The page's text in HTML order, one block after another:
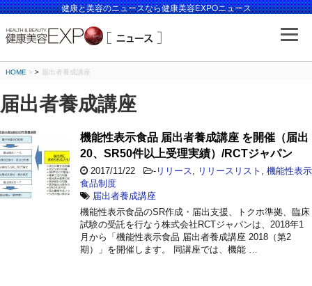
健康と美容のニュースなら健康美容EXPOニュース
HOME > 届出者養成講座
届出者養成講座
機能性表示食品 届出者養成講座 を開催（届出
20、SR50件以上受理実績）/RCTジャパン
2017/11/22 - リリース リリースリスト
機能性表示
食品制度
届出者養成講座
機能性表示食品のSR作成・届出支援、トクホ準拠、臨床
試験の受託を行なう株式会社RCTジャパンは、2018年1
月から「機能性表示食品 届出者養成講座 2018（第2
期）」を開催します。 同講座では、機能 …